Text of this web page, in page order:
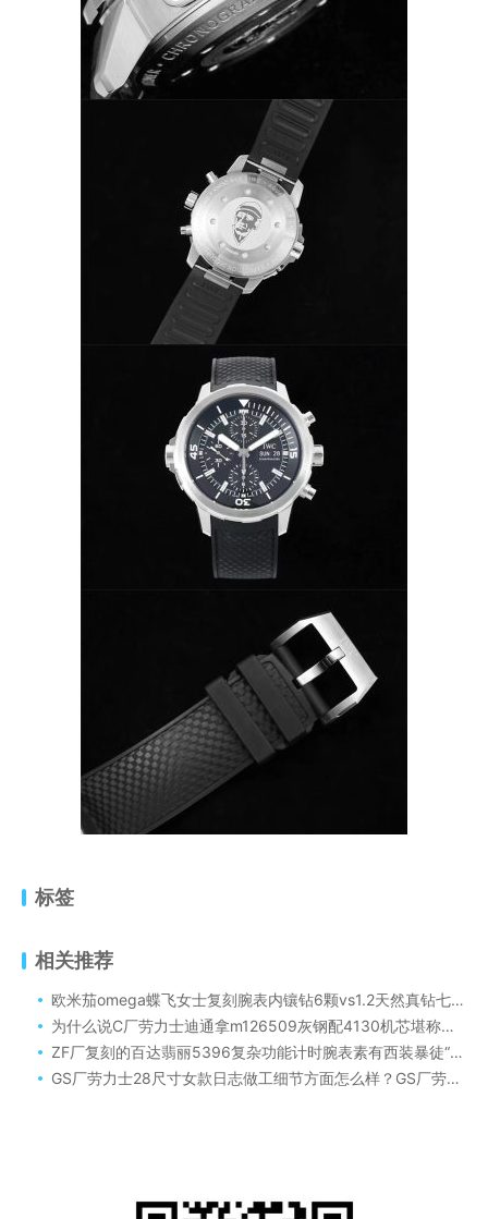
标签
相关推荐
欧米茄omega蝶飞女士复刻腕表内镶钻6颗vs1.2天然真钻七夕礼物
为什么说C厂劳力士迪通拿m126509灰钢配4130机芯堪称站西钟表城天花板复刻表
ZF厂复刻的百达翡丽5396复杂功能计时腕表素有西装暴徒“最佳时计”之称。
GS厂劳力士28尺寸女款日志做工细节方面怎么样？GS厂劳力士28尺寸女款日志在做工细节方面表现出色